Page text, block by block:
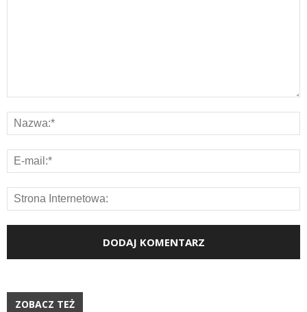
ZOBACZ TEŻ